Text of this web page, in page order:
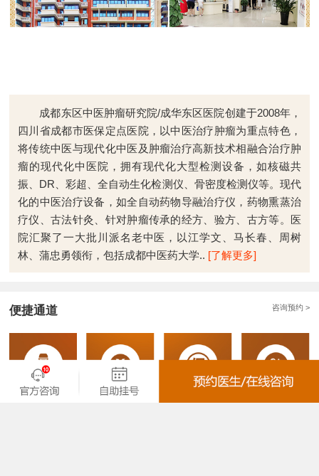
成都东区中医肿瘤研究院/成华东区医院创建于2008年，
四川省成都市医保定点医院，以中医治疗肿瘤为重点特色，
将传统中医与现代化中医及肿瘤治疗高新技术相融合治疗肿
瘤的现代化中医院，拥有现代化大型检测设备，如核磁共
振、DR、彩超、全自动生化检测仪、骨密度检测仪等。现代
化的中医治疗设备，如全自动药物导融治疗仪，药物熏蒸治
疗仪、古法针灸、针对肿瘤传承的经方、验方、古方等。医
院汇聚了一大批川派名老中医，以江学文、马长春、周树
林、蒲忠勇领衔，包括成都中医药大学.. [了解更多]
便捷通道 咨询预约 >